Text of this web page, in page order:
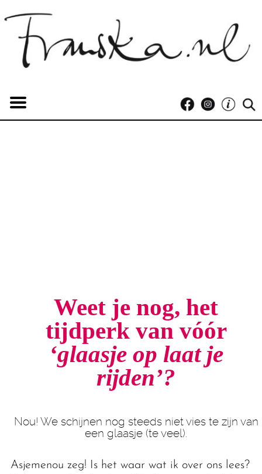
Weet je nog, het
tijdperk van vóór
‘glaasje op laat je
rijden’?
Nou! We schijnen nog steeds niet vies te zijn van
een glaasje (te veel).
Asjemenou zeg! Is het waar wat ik over ons lees?